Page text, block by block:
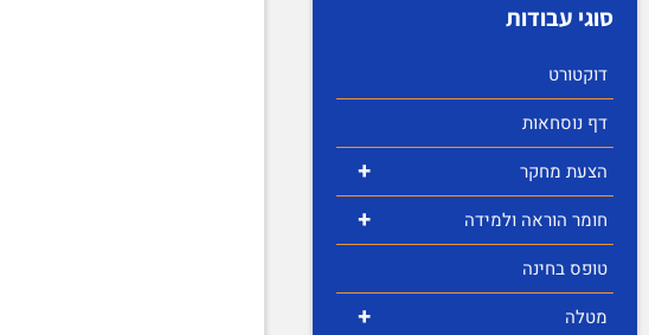
סוגי עבודות
דוקטורט
דף נוסחאות
+ הצעת מחקר
+
חומר הוראה ולמידה
טופס בחינה
+ מטלה